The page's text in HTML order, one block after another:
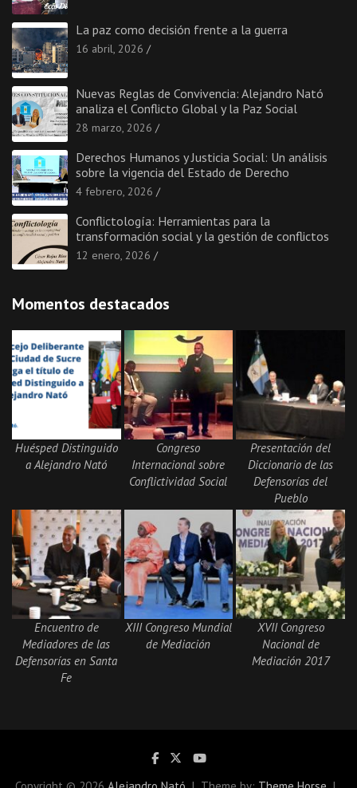
La paz como decisión frente a la guerra
16 abril, 2026
Nuevas Reglas de Convivencia: Alejandro Nató
analiza el Conflicto Global y la Paz Social
28 marzo, 2026
Derechos Humanos y Justicia Social: Un análisis
sobre la vigencia del Estado de Derecho
4 febrero, 2026
Conflictología: Herramientas para la
transformación social y la gestión de conflictos
12 enero, 2026
Momentos destacados
Huésped Distinguido
a Alejandro Nató
Congreso
Internacional sobre
Conflictividad Social
Presentación del
Diccionario de las
Defensorías del
Pueblo
Encuentro de
Mediadores de las
Defensorías en Santa
Fe
XIII Congreso Mundial
de Mediación
XVII Congreso
Nacional de
Mediación 2017